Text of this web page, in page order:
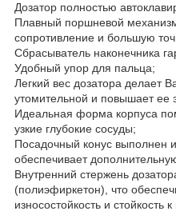
Дозатор полностью
Плавный поршневой
сопротивление и большую
Сбрасыватель наконечника
Удобный упор для пальца;
Легкий вес дозатора делает
утомительной и повышает ее
Идеальная форма корпуса
узкие глубокие сосуды;
Посадочный конус выполнен
обеспечивает
Внутренний стержень
(полиэфиркетон), что
износостойкость и стойкость